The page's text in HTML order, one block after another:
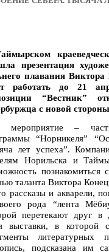
презентация
плавания
работать до 21
“Вестник”
с новой
мероприятие –
“Норникеля”
лет успеха”.
Норильска и
познакомиться
таланта Виктора
рассказы и акварели,
рода “лента
перетекают друг в
выставки, в которой
литературных
подсказана им